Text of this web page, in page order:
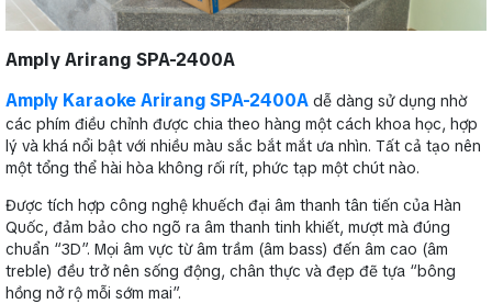
Amply Arirang SPA-2400A
Amply Karaoke Arirang SPA-2400A dễ dàng sử dụng nhờ
các phím điều chỉnh được chia theo hàng một cách khoa học, hợp
lý và khá nổi bật với nhiều màu sắc bắt mắt ưa nhìn. Tất cả tạo nên
một tổng thể hài hòa không rối rít, phức tạp một chút nào.
Được tích hợp công nghệ khuếch đại âm thanh tân tiến của Hàn
Quốc, đảm bảo cho ngõ ra âm thanh tinh khiết, mượt mà đúng
chuẩn “3D”. Mọi âm vực từ âm trầm (âm bass) đến âm cao (âm
treble) đều trở nên sống động, chân thực và đẹp đẽ tựa “bông
hồng nở rộ mỗi sớm mai”.